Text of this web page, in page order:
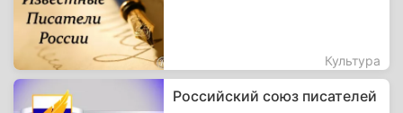
Культура
Российский союз писателей